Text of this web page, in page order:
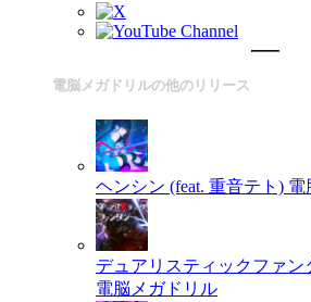
電脳メガドリルの他のリリース
ヘンシン (feat. 重音テト) 電
デュアリスティックファン
電脳メガドリル